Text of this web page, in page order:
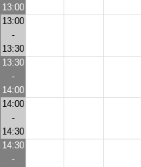
13:00
13:00
-
13:30
13:30
-
14:00
14:00
-
14:30
14:30
-